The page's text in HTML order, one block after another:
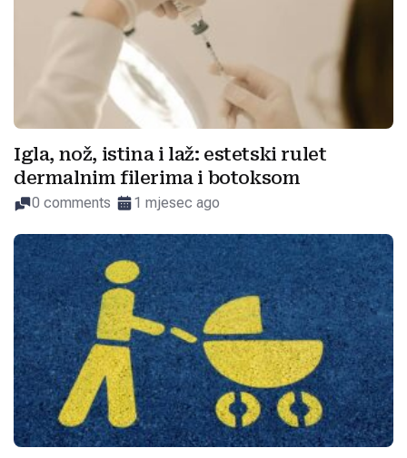
Igla, nož, istina i laž: estetski rulet
dermalnim filerima i botoksom
0 comments 1 mjesec ago